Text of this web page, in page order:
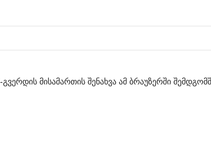
მისამართის შენახვა ამ ბრაუზერში